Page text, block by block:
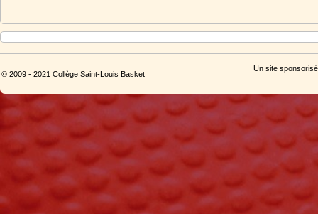
© 2009 - 2021 Collège Saint-Louis Basket
Un site